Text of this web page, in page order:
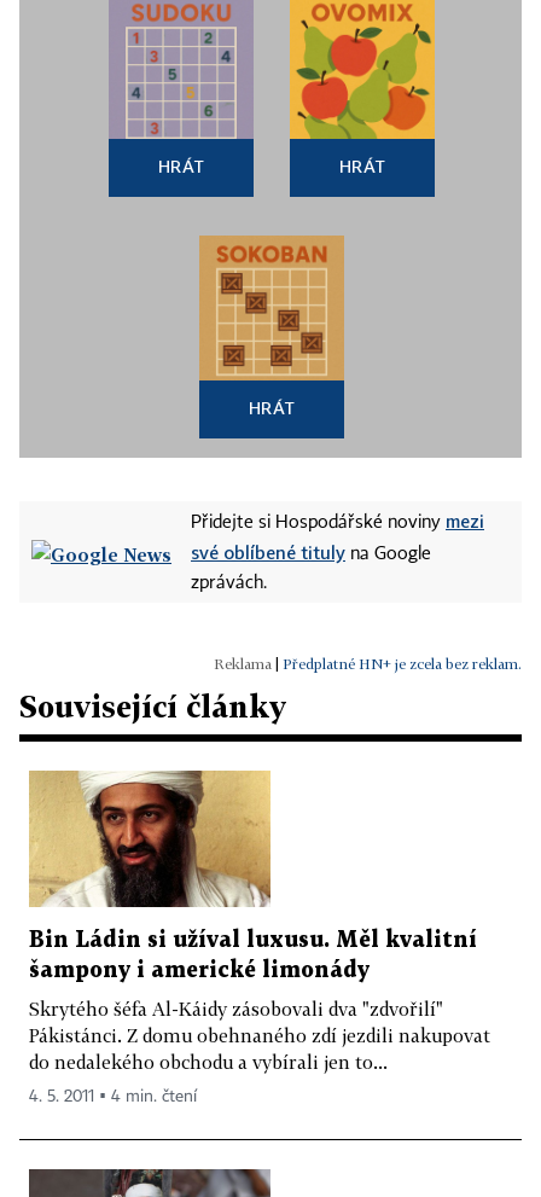
HRÁT HRÁT
HRÁT
Přidejte si Hospodářské noviny mezi
své oblíbené tituly na Google
zprávách.
Předplatné HN+ je zcela bez reklam.
Související články
Bin Ládin si užíval luxusu. Měl kvalitní
šampony i americké limonády
Skrytého šéfa Al-Káidy zásobovali dva "zdvořilí"
Pákistánci. Z domu obehnaného zdí jezdili nakupovat
do nedalekého obchodu a vybírali jen to...
4. 5. 2011 ▪ 4 min. čtení